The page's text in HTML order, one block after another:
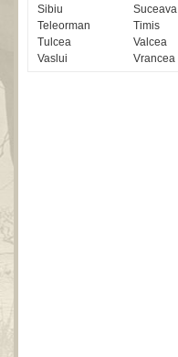
Sibiu
Suceava
Teleorman
Timis
Tulcea
Valcea
Vaslui
Vrancea